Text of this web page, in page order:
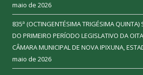
maio de 2026
835ª (OCTINGENTÉSIMA TRIGÉSIMA QUINTA)
DO PRIMEIRO PERÍODO LEGISLATIVO DA
CÂMARA MUNICIPAL DE NOVA IPIXUNA,
maio de 2026